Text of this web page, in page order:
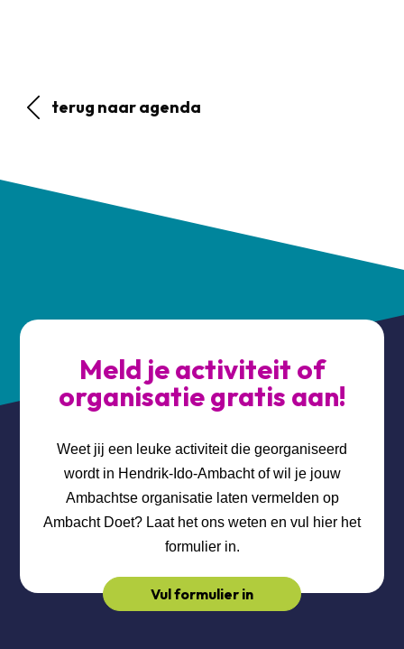
terug naar agenda
Meld je activiteit of
organisatie gratis aan!
Weet jij een leuke activiteit die georganiseerd
wordt in Hendrik-Ido-Ambacht of wil je jouw
Ambachtse organisatie laten vermelden op
Ambacht Doet? Laat het ons weten en vul hier het
formulier in.
Vul formulier in